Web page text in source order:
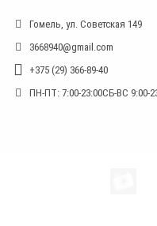
Гомель, ул. Советская 149
3668940@gmail.com
+375 (29) 366-89-40
ПН-ПТ: 7:00-23:00СБ-ВС 9:00-